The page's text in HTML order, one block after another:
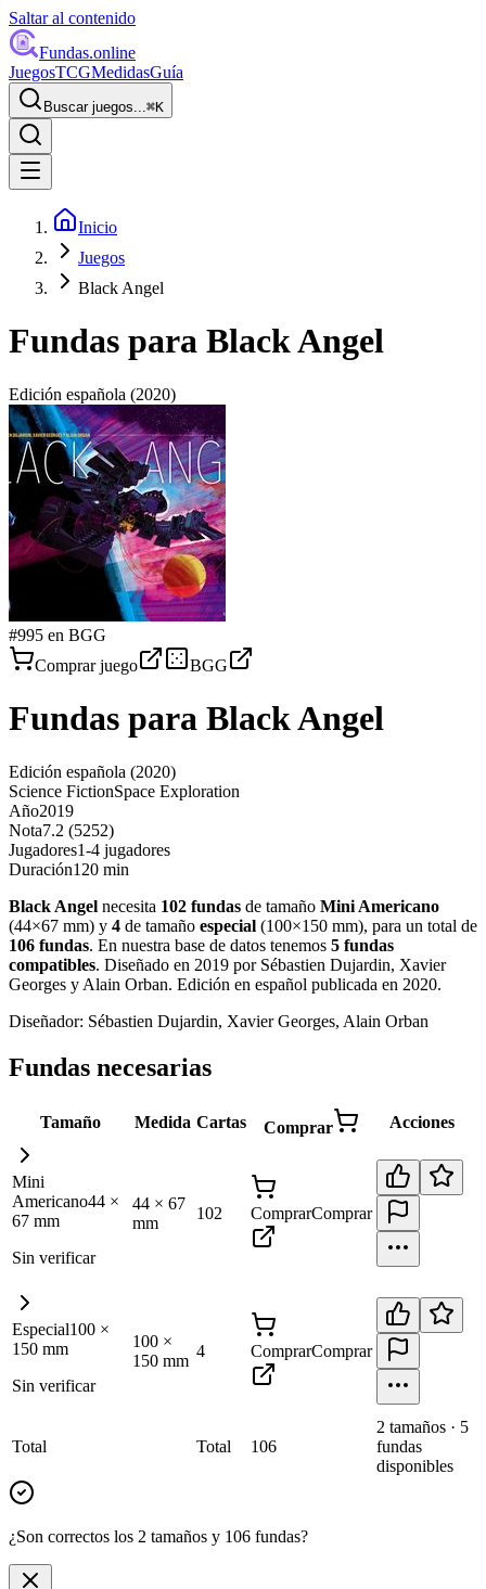
Saltar al contenido
Fundas.online
JuegosTCGMedidasGuía
Buscar juegos...⌘K
Inicio
Juegos
Black Angel
Fundas para Black Angel
Edición española (2020)
#995 en BGG
Comprar juego
BGG
Fundas para Black Angel
Edición española (2020)
Science FictionSpace Exploration
Año2019
Nota7.2 (5252)
Jugadores1-4 jugadores
Duración120 min
Black Angel necesita 102 fundas de tamaño Mini Americano
(44×67 mm) y 4 de tamaño especial (100×150 mm), para un total de
106 fundas. En nuestra base de datos tenemos 5 fundas
compatibles. Diseñado en 2019 por Sébastien Dujardin, Xavier
Georges y Alain Orban. Edición en español publicada en 2020.
Diseñador: Sébastien Dujardin, Xavier Georges, Alain Orban
Fundas necesarias
Tamaño Medida Cartas Comprar Acciones
Mini
Americano44 ×
67 mm
Sin verificar
44 × 67
mm
102 ComprarComprar
Especial100 ×
150 mm
Sin verificar
100 ×
150 mm
4 ComprarComprar
Total Total 106
2 tamaños · 5
fundas
disponibles
¿Son correctos los 2 tamaños y 106 fundas?